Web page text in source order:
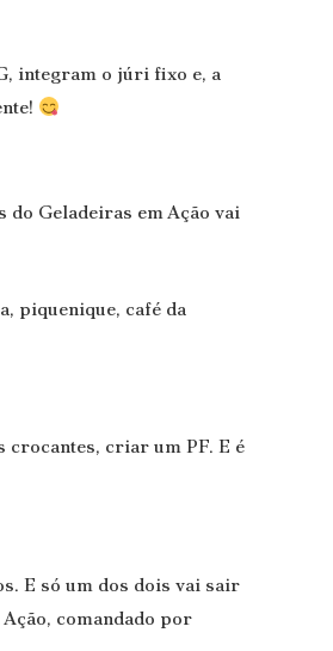
integram o júri fixo e, a
do Geladeiras em Ação vai
piquenique, café da
crocantes, criar um PF. E é
E só um dos dois vai sair
comandado por